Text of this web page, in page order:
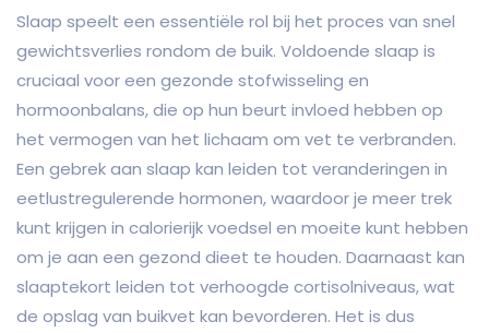
Slaap speelt een essentiële rol bij het proces van snel
gewichtsverlies rondom de buik. Voldoende slaap is
cruciaal voor een gezonde stofwisseling en
hormoonbalans, die op hun beurt invloed hebben op
het vermogen van het lichaam om vet te verbranden.
Een gebrek aan slaap kan leiden tot veranderingen in
eetlustregulerende hormonen, waardoor je meer trek
kunt krijgen in calorierijk voedsel en moeite kunt hebben
om je aan een gezond dieet te houden. Daarnaast kan
slaaptekort leiden tot verhoogde cortisolniveaus, wat
de opslag van buikvet kan bevorderen. Het is dus